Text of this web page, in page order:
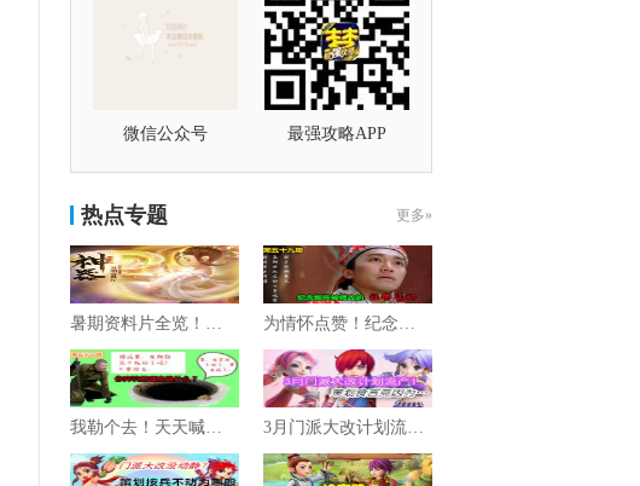
微信公众号 最强攻略APP
热点专题 更多»
暑期资料片全览！带你走入全新的《神器》 为情怀点赞！纪念那些被修改了的经典活动
我勒个去！天天喊弃坑 你弃坑的理由是啥 3月门派大改计划流产！策划食言竟因为…